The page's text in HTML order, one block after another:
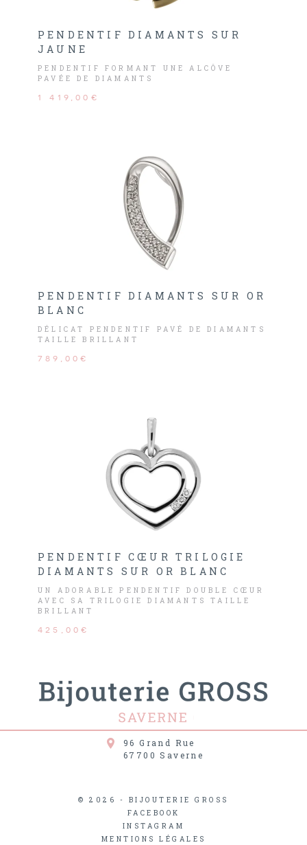
PENDENTIF DIAMANTS SUR
JAUNE
PENDENTIF FORMANT UNE ALCÔVE
PAVÉE DE DIAMANTS
1 419,00€
PENDENTIF DIAMANTS SUR OR
BLANC
DÉLICAT PENDENTIF PAVÉ DE DIAMANTS
TAILLE BRILLANT
789,00€
PENDENTIF CŒUR TRILOGIE
DIAMANTS SUR OR BLANC
UN ADORABLE PENDENTIF DOUBLE CŒUR
AVEC SA TRILOGIE DIAMANTS TAILLE
BRILLANT
425,00€
96 Grand Rue
67700Saverne
© 2026 - BIJOUTERIE GROSS
FACEBOOK
INSTAGRAM
MENTIONS LÉGALES